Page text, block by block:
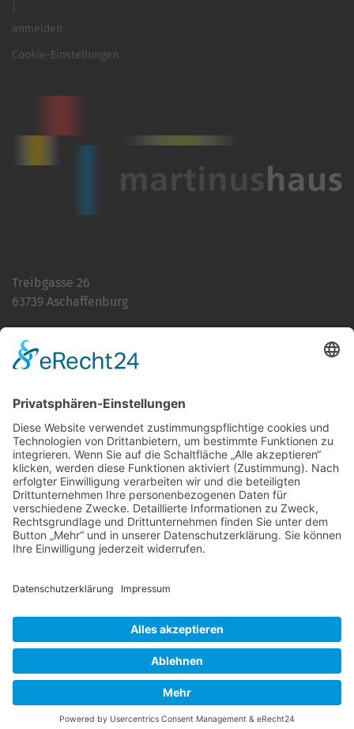
anmelden
Cookie-Einstellungen
Treibgasse 26
63739 Aschaffenburg
E-Mailinfo@martinushaus.de
Mo?Fr8.30 ? 12.00 Uhr
Mo?Do13.00 ? 16.00 Uhr